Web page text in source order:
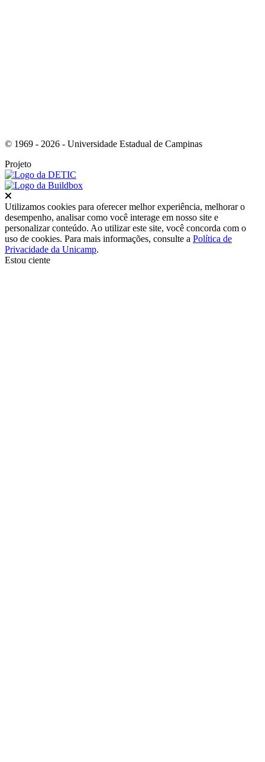
© 1969 - 2026 - Universidade Estadual de Campinas
Projeto
Utilizamos cookies para oferecer melhor experiência, melhorar o
desempenho, analisar como você interage em nosso site e
personalizar conteúdo. Ao utilizar este site, você concorda com o
uso de cookies. Para mais informações, consulte a Política de
Privacidade da Unicamp.
Estou ciente